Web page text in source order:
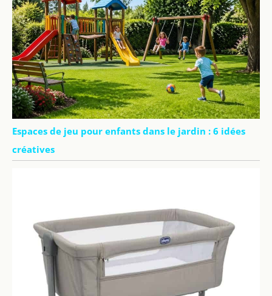
Espaces de jeu pour enfants dans le jardin : 6 idées
créatives